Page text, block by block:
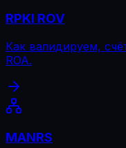
RPKI ROV
Как валидируем,
ROA.
MANRS